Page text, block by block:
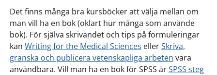
Det finns många bra kursböcker att välja mellan om
man vill ha en bok (oklart hur många som använde
bok). För själva skrivandet och tips på formuleringar
kan Writing for the Medical Sciences ellerSkriva,
granska och publicera vetenskapliga arbeten vara
användbara. Vill man ha en bok för SPSS ärSPSS steg